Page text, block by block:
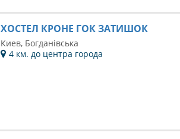
ХОСТЕЛ КРОНЕ ГОК ЗАТИШОК
Киев, Богданівська
4 км. до центра города